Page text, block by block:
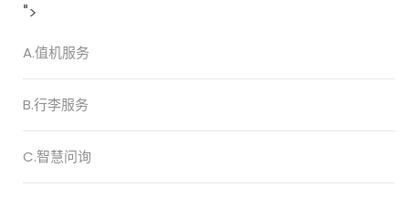
">
A.值机服务
B.行李服务
C.智慧问询